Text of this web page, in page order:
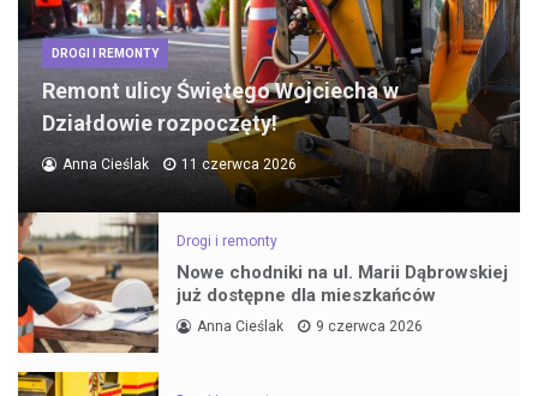
DROGI I REMONTY
Remont ulicy Świętego Wojciecha w
Działdowie rozpoczęty!
Anna Cieślak 11 czerwca 2026
Drogi i remonty
Nowe chodniki na ul. Marii Dąbrowskiej
już dostępne dla mieszkańców
Anna Cieślak 9 czerwca 2026